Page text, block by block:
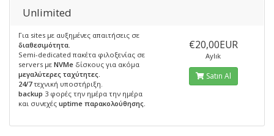
Unlimited
Για sites με αυξημένες απαιτήσεις σε
διαθεσιμότητα.
Semi-dedicated πακέτα φιλοξενίας σε
servers με NVMe δίσκους για ακόμα
μεγαλύτερες ταχύτητες.
24/7τεχνική υποστήριξη.
backup 3 φορές την ημέρα την ημέρα
και συνεχές uptime παρακολούθησης.
€20,00EUR
Aylık
Satın Al